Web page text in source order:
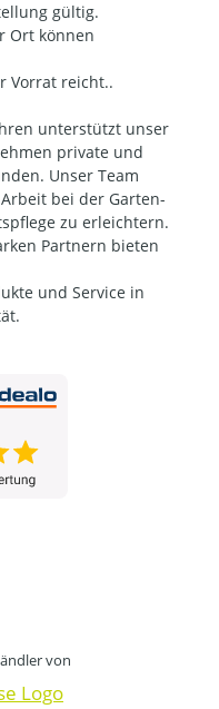
gültig.
Ort können
Vorrat reicht..
unterstützt unser
private und
Unser Team
bei der Garten-
zu erleichtern.
Partnern bieten
und Service in
von